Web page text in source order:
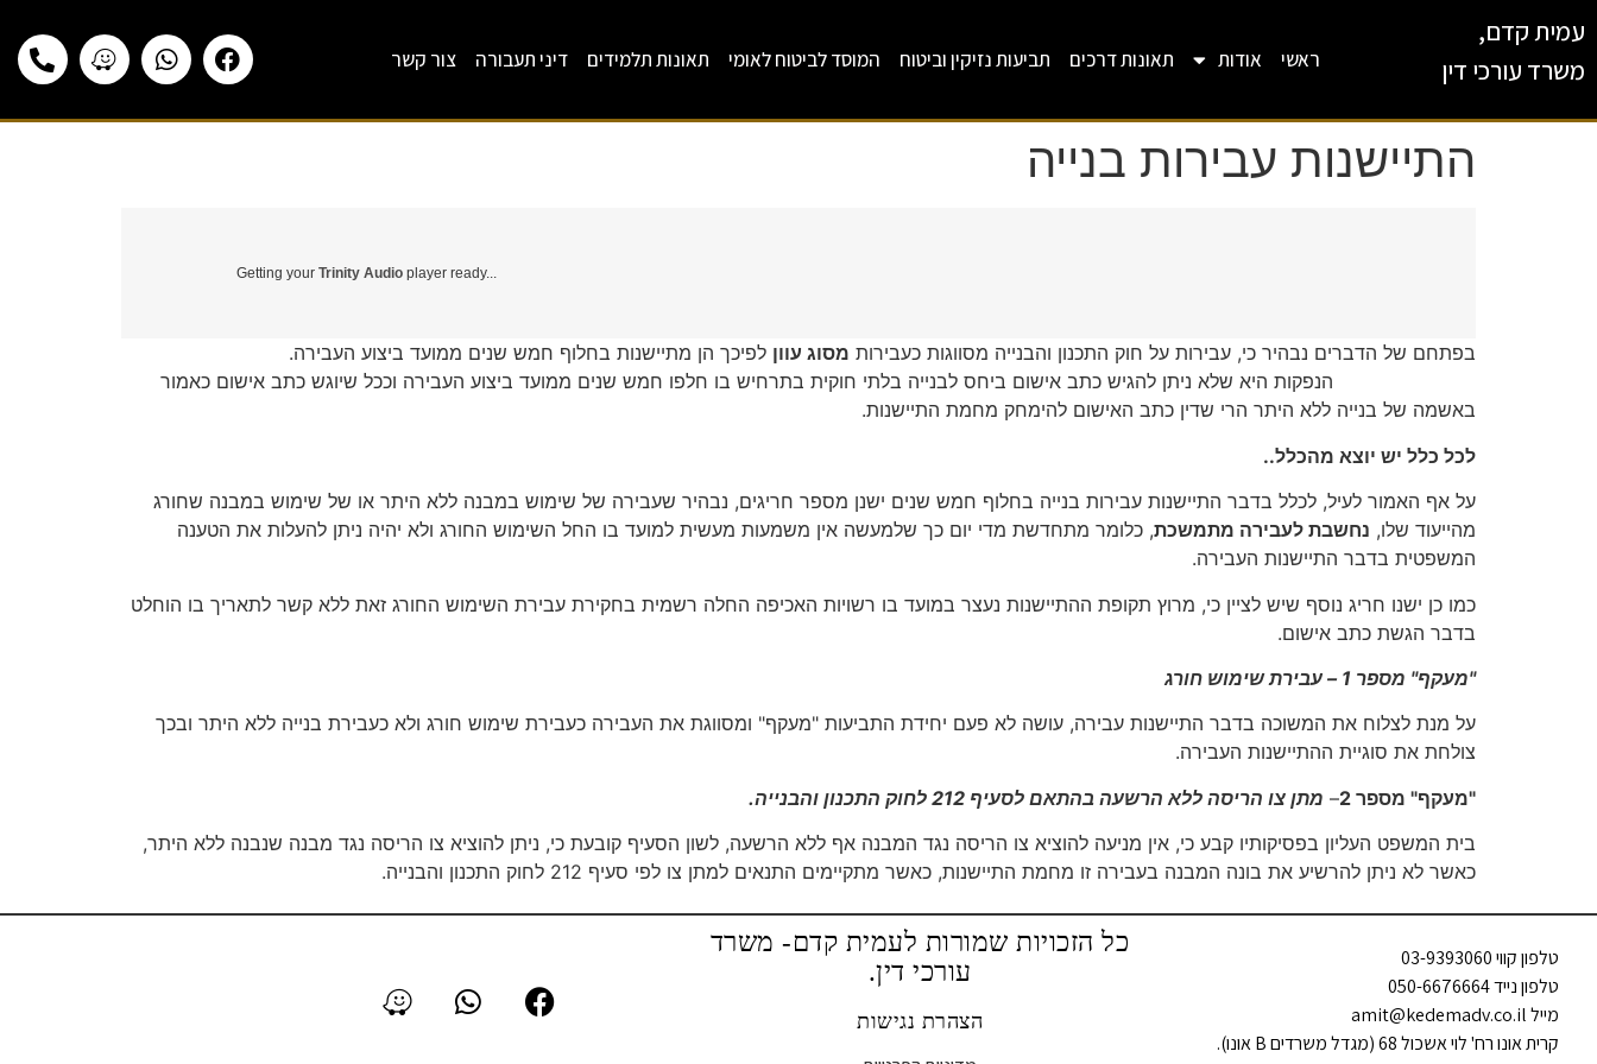
עמית קדם,
משרד עורכי דין
ראשי אודות תאונות דרכים תביעות נזיקין וביטוח המוסד לביטוח לאומי תאונות תלמידים דיני תעבורה צור קשר
התיישנות עבירות בנייה
Getting your Trinity Audio player ready...
בפתחם של הדברים נבהיר כי, עבירות על חוק התכנון והבנייה מסווגות כעבירות מסוג עוון לפיכך הן מתיישנות בחלוף חמש שנים ממועד ביצוע העבירה.
הנפקות היא שלא ניתן להגיש כתב אישום ביחס לבנייה בלתי חוקית בתרחיש בו חלפו חמש שנים ממועד ביצוע העבירה וככל שיוגש כתב אישום כאמור
באשמה של בנייה ללא היתר הרי שדין כתב האישום להימחק מחמת התיישנות.
לכל כלל יש יוצא מהכלל..
על אף האמור לעיל, לכלל בדבר התיישנות עבירות בנייה בחלוף חמש שנים ישנן מספר חריגים, נבהיר שעבירה של שימוש במבנה ללא היתר או של שימוש במבנה שחורג
מהייעוד שלו, נחשבת לעבירה מתמשכת, כלומר מתחדשת מדי יום כך שלמעשה אין משמעות מעשית למועד בו החל השימוש החורג ולא יהיה ניתן להעלות את הטענה
המשפטית בדבר התיישנות העבירה.
כמו כן ישנו חריג נוסף שיש לציין כי, מרוץ תקופת ההתיישנות נעצר במועד בו רשויות האכיפה החלה רשמית בחקירת עבירת השימוש החורג זאת ללא קשר לתאריך בו הוחלט
בדבר הגשת כתב אישום.
"מעקף" מספר 1 – עבירת שימוש חורג
על מנת לצלוח את המשוכה בדבר התיישנות עבירה, עושה לא פעם יחידת התביעות "מעקף" ומסווגת את העבירה כעבירת שימוש חורג ולא כעבירת בנייה ללא היתר ובכך
צולחת את סוגיית ההתיישנות העבירה.
"מעקף" מספר 2
– מתן צו הריסה ללא הרשעה בהתאם לסעיף 212 לחוק התכנון והבנייה.
בית המשפט העליון בפסיקותיו קבע כי, אין מניעה להוציא צו הריסה נגד המבנה אף ללא הרשעה, לשון הסעיף קובעת כי, ניתן להוציא צו הריסה נגד מבנה שנבנה ללא היתר,
כאשר לא ניתן להרשיע את בונה המבנה בעבירה זו מחמת התיישנות, כאשר מתקיימים התנאים למתן צו לפי סעיף 212 לחוק התכנון והבנייה.
טלפון קווי 03-9393060
טלפון נייד 050-6676664
מייל amit@kedemadv.co.il
קרית אונו רח' לוי אשכול 68 (מגדל משרדים B אונו).
כל הזכויות שמורות לעמית קדם- משרד
עורכי דין.
הצהרת נגישות